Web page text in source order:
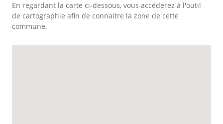
En regardant la carte ci-dessous, vous accéderez à l'outil
de cartographie afin de connaitre la zone de cette
commune.